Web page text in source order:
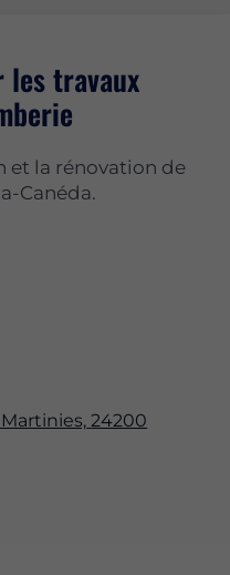
24200
les travaux
et la rénovation de
Canéda.